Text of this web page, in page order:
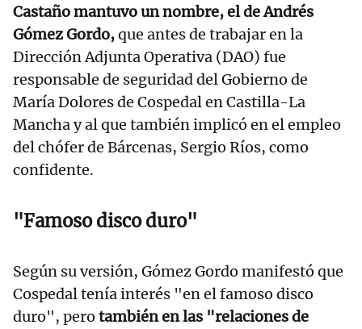
Castaño mantuvo un nombre, el de Andrés
Gómez Gordo,que antes de trabajar en la
Dirección Adjunta Operativa (DAO) fue
responsable de seguridad del Gobierno de
María Dolores de Cospedal en Castilla-La
Mancha y al que también implicó en el empleo
del chófer de Bárcenas, Sergio Ríos, como
confidente.
"Famoso disco duro"
Según su versión, Gómez Gordo manifestó que
Cospedal tenía interés "en el famoso disco
duro", pero también en las "relaciones de